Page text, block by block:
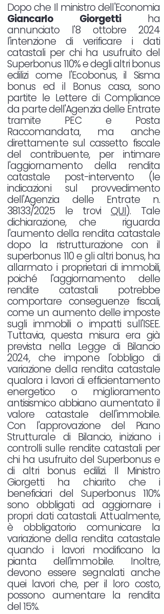
Dopo che Il ministro dell'Economia
Giancarlo Giorgettiha
annunciato l'8 ottobre 2024
l'intenzione di verificare i dati
catastali per chi ha usufruito del
Superbonus 110% e degli altri bonus
edilizi come l'Ecobonus, il Sisma
bonus ed il Bonus casa, sono
partite le Lettere di Compliance
da parte dell'Agenzia delle Entrate
tramite PEC e Posta
Raccomandata, ma anche
direttamente sul cassetto fiscale
del contribuente, per intimare
l'aggiornamento della rendita
catastale post-intervento (le
indicazioni sul provvedimento
dell'Agenzia delle Entrate n.
38133/2025 le troviQUI). Tale
dichiarazione, che riguarda
l'aumento della rendita catastale
dopo la ristrutturazione con il
superbonus 110 e gli altri bonus, ha
allarmato i proprietari di immobili,
poiché l'aggiornamento delle
rendite catastali potrebbe
comportare conseguenze fiscali,
come un aumento delle imposte
sugli immobili o impatti sull'ISEE.
Tuttavia, questa misura era già
prevista nella Legge di Bilancio
2024, che impone l'obbligo di
variazione della rendita catastale
qualora i lavori di efficientamento
energetico o miglioramento
antisismico abbiano aumentato il
valore catastale dell'immobile.
Con l'approvazione del Piano
Strutturale di Bilancio, iniziano i
controlli sulle rendite catastali per
chi ha usufruito del Superbonus e
di altri bonus edilizi. Il Ministro
Giorgetti ha chiarito che i
beneficiari del Superbonus 110%
sono obbligati ad aggiornare i
propri dati catastali. Attualmente,
è obbligatorio comunicare la
variazione della rendita catastale
quando i lavori modificano la
pianta dell'immobile. Inoltre,
devono essere segnalati anche
quei lavori che, per il loro costo,
possono aumentare la rendita
del 15%.